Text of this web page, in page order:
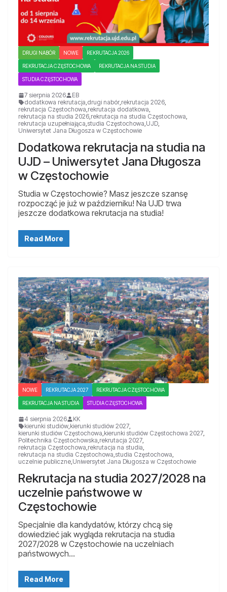
DRUGI NABÓR NOWE REKRUTACJA 2026
REKRUTACJA CZĘSTOCHOWA REKRUTACJA NA STUDIA
STUDIA CZĘSTOCHOWA
7 sierpnia 2026
EB
dodatkowa rekrutacja,drugi nabór,rekrutacja 2026,
rekrutacja Częstochowa,rekrutacja dodatkowa,
rekrutacja na studia 2026,rekrutacja na studia Częstochowa,
rekrutacja uzupełniająca,studia Częstochowa,UJD,
Uniwersytet Jana Długosza w Częstochowie
Dodatkowa rekrutacja na studia na
UJD – Uniwersytet Jana Długosza
w Częstochowie
Studia w Częstochowie? Masz jeszcze szansę
rozpocząć je już w październiku! Na UJD trwa
jeszcze dodatkowa rekrutacja na studia!
Read More
NOWE REKRUTACJA 2027 REKRUTACJA CZĘSTOCHOWA
REKRUTACJA NA STUDIA STUDIA CZĘSTOCHOWA
4 sierpnia 2026
KK
kierunki studiów,kierunki studiów 2027,
kierunki studiów Częstochowa,kierunki studiów Częstochowa 2027,
Politechnika Częstochowska,rekrutacja 2027,
rekrutacja Częstochowa,rekrutacja na studia,
rekrutacja na studia Częstochowa,studia Częstochowa,
uczelnie publiczne,Uniwersytet Jana Długosza w Częstochowie
Rekrutacja na studia 2027/2028 na
uczelnie państwowe w
Częstochowie
Specjalnie dla kandydatów, którzy chcą się
dowiedzieć jak wygląda rekrutacja na studia
2027/2028 w Częstochowie na uczelniach
państwowych…
Read More